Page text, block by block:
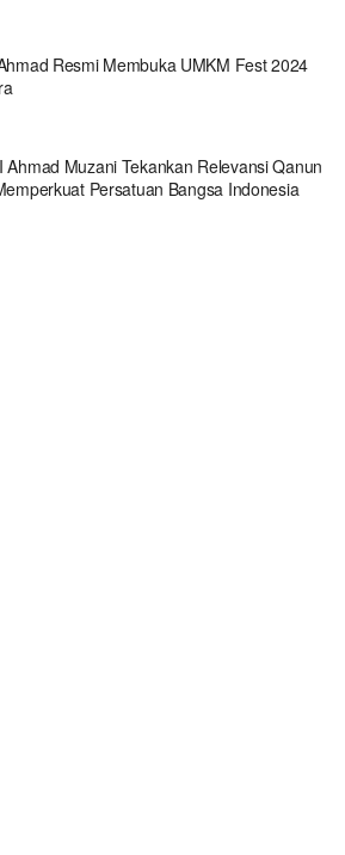
Resmi Membuka UMKM Fest 2024
Ahmad Muzani Tekankan Relevansi Qanun
Persatuan Bangsa Indonesia